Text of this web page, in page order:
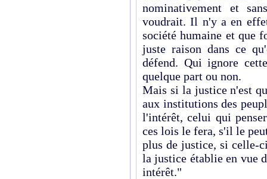
nominativement et
voudrait. Il n'y a en
société humaine et que
juste raison dans ce
défend. Qui ignore
quelque part ou non.
Mais si la justice n'est
aux institutions des
l'intérêt, celui qui
ces lois le fera, s'il le
plus de justice, si celle-
la justice établie en vue
intérêt."